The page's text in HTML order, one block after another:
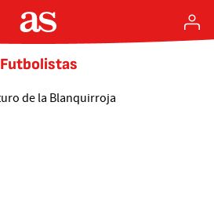
Futbolistas